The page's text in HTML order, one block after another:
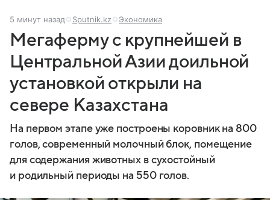
5 минут назад Sputnik.kz Экономика
Мегаферму с крупнейшей в
Центральной Азии доильной
установкой открыли на
севере Казахстана
На первом этапе уже построены коровник на 800
голов, современный молочный блок, помещение
для содержания животных в сухостойный
и родильный периоды на 550 голов.